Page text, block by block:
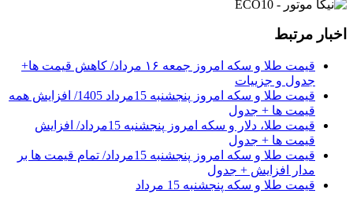
اخبار مرتبط
قیمت طلا و سکه امروز جمعه ۱۶ مرداد/ کاهش قیمت ها+
جدول و جزییات
قیمت طلا و سکه امروز پنجشنبه 15مرداد 1405/ افزایش همه
قیمت ها + جدول
قیمت طلا، دلار و سکه امروز پنجشنبه 15مرداد/ افزایش
قیمت ها + جدول
قیمت طلا و سکه امروز پنجشنبه 15مرداد/ تمام قیمت ها بر
مدار افزایش + جدول
قیمت طلا و سکه پنجشنبه 15 مرداد